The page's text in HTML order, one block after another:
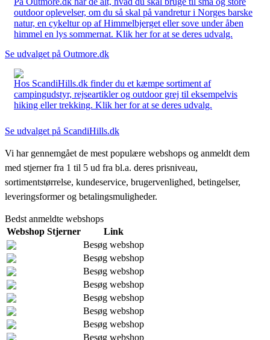
outdoor oplevelser, om du så skal på vandretur i Norges barske
natur, en cykeltur op af Himmelbjerget eller sove under åben
himmel en lys sommernat. Klik her for at se deres udvalg.
Se udvalget på Outmore.dk
Hos ScandiHills.dk finder du et kæmpe sortiment af
campingudstyr, rejseartikler og outdoor grej til eksempelvis
hiking eller trekking. Klik her for at se deres udvalg.
Se udvalget på ScandiHills.dk
Vi har gennemgået de mest populære webshops og anmeldt dem
med stjerner fra 1 til 5 ud fra bl.a. deres prisniveau,
sortimentstørrelse, kundeservice, brugervenlighed, betingelser,
leveringsformer og betalingsmuligheder.
Bedst anmeldte webshops
Webshop Stjerner
Link
Besøg webshop
Besøg webshop
Besøg webshop
Besøg webshop
Besøg webshop
Besøg webshop
Besøg webshop
Besøg webshop